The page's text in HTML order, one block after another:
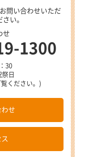
問い合わせいただ
い。
せ
1300
30
日
ください。)
わせ